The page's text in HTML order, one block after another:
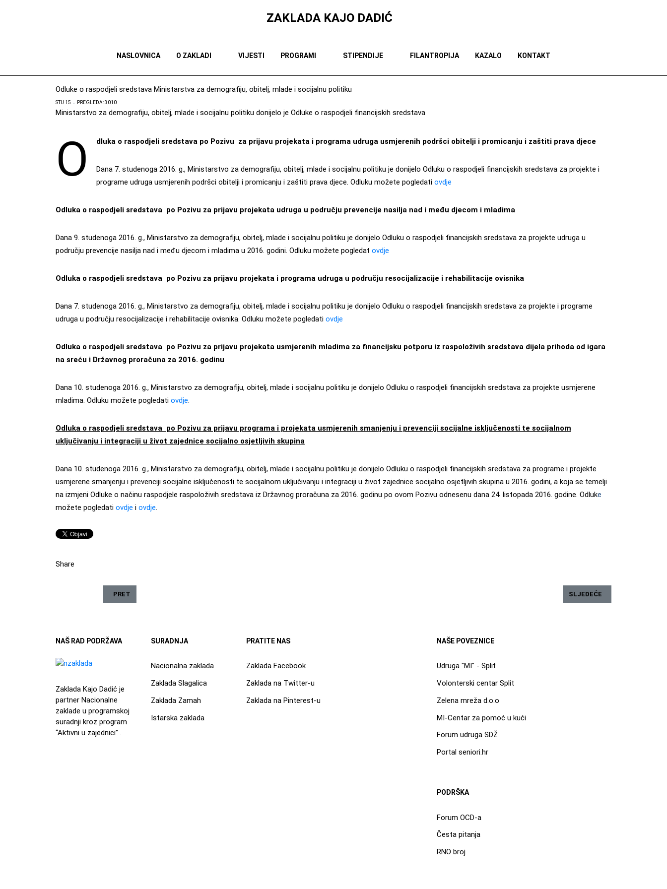
ZAKLADA KAJO DADIĆ
NASLOVNICA O ZAKLADI VIJESTI PROGRAMI STIPENDIJE FILANTROPIJA KAZALO KONTAKT
Odluke o raspodjeli sredstava Ministarstva za demografiju, obitelj, mlade i socijalnu politiku
STU 15 PREGLEDA: 3010
Ministarstvo za demografiju, obitelj, mlade i socijalnu politiku donijelo je Odluke o raspodjeli financijskih sredstava
O dluka o raspodjeli sredstava po Pozivu za prijavu projekata i programa udruga usmjerenih podršci obitelji i promicanju i zaštiti prava djece
Dana 7. studenoga 2016. g., Ministarstvo za demografiju, obitelj, mlade i socijalnu politiku je donijelo Odluku o raspodjeli financijskih sredstava za projekte i
programe udruga usmjerenih podršci obitelji i promicanju i zaštiti prava djece. Odluku možete pogledati ovdje
Odluka o raspodjeli sredstava po Pozivu za prijavu projekata udruga u području prevencije nasilja nad i među djecom i mladima
Dana 9. studenoga 2016. g., Ministarstvo za demografiju, obitelj, mlade i socijalnu politiku je donijelo Odluku o raspodjeli financijskih sredstava za projekte udruga u
području prevencije nasilja nad i među djecom i mladima u 2016. godini. Odluku možete pogledat ovdje
Odluka o raspodjeli sredstava po Pozivu za prijavu projekata i programa udruga u području resocijalizacije i rehabilitacije ovisnika
Dana 7. studenoga 2016. g., Ministarstvo za demografiju, obitelj, mlade i socijalnu politiku je donijelo Odluku o raspodjeli financijskih sredstava za projekte i programe
udruga u području resocijalizacije i rehabilitacije ovisnika. Odluku možete pogledati ovdje
Odluka o raspodjeli sredstava po Pozivu za prijavu projekata usmjerenih mladima za financijsku potporu iz raspoloživih sredstava dijela prihoda od igara
na sreću i Državnog proračuna za 2016. godinu
Dana 10. studenoga 2016. g., Ministarstvo za demografiju, obitelj, mlade i socijalnu politiku je donijelo Odluku o raspodjeli financijskih sredstava za projekte usmjerene
mladima. Odluku možete pogledati ovdje.
Odluka o raspodjeli sredstava po Pozivu za prijavu programa i projekata usmjerenih smanjenju i prevenciji socijalne isključenosti te socijalnom
uključivanju i integraciji u život zajednice socijalno osjetljivih skupina
Dana 10. studenoga 2016. g., Ministarstvo za demografiju, obitelj, mlade i socijalnu politiku je donijelo Odluku o raspodjeli financijskih sredstava za programe i projekte
usmjerene smanjenju i prevenciji socijalne isključenosti te socijalnom uključivanju i integraciji u život zajednice socijalno osjetljivih skupina u 2016. godini, a koja se temelji
na izmjeni Odluke o načinu raspodjele raspoloživih sredstava iz Državnog proračuna za 2016. godinu po ovom Pozivu odnesenu dana 24. listopada 2016. godine. Odluke
možete pogledati ovdje i ovdje.
Share
PRETHODNI ČLANAK: DONESENA ODLUKA O IZMJENI ODLUKE O RASPODJELI FINANCIJSKIH SREDSTAVA ZA PROJEKTE/PROGRAME UDRUGA I ZDRAVSTVENIH ORGANIZACIJA
PRET SLJEDEĆI ČLANAK: OBJAVA
SLJEDEĆE
NAŠ RAD PODRŽAVA
Zaklada Kajo Dadić je
partner Nacionalne
zaklade u programskoj
suradnji kroz program
“Aktivni u zajednici” .
SURADNJA
Nacionalna zaklada
Zaklada Slagalica
Zaklada Zamah
Istarska zaklada
PRATITE NAS
Zaklada Facebook
Zaklada na Twitter-u
Zaklada na Pinterest-u
NAŠE POVEZNICE
Udruga "MI" - Split
Volonterski centar Split
Zelena mreža d.o.o
MI-Centar za pomoć u kući
Forum udruga SDŽ
Portal seniori.hr
PODRŠKA
Forum OCD-a
Česta pitanja
RNO broj